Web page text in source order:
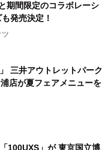
間限定のコラボレーシ
発売決定！
三井アウトレットパーク
店が夏フェアメニューを
100UXS」が 東京国立博